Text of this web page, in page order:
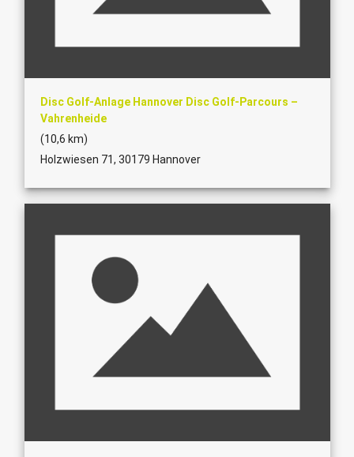
Disc Golf-Anlage Hannover Disc Golf-Parcours –
Vahrenheide
(10,6 km)
Holzwiesen 71, 30179 Hannover